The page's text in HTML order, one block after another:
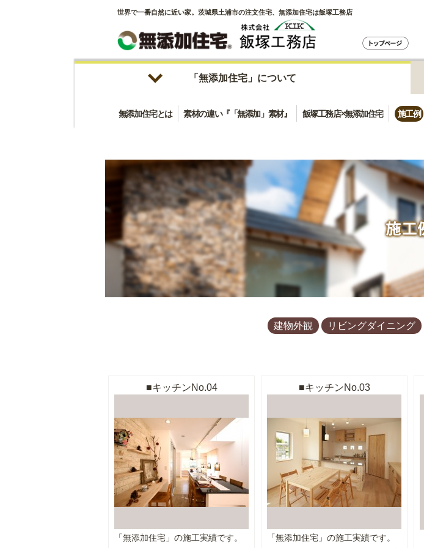
世界で一番自然に近い家。茨城県土浦市の注文住宅、無添加住宅は飯塚工務店
「無添加住宅」について
無添加住宅とは 素材の違い『「無添加」素材』 飯塚工務店×無添加住宅 施工例
建物外観 リビングダイニング
キッチンNo.04
「無添加住宅」の施工実績です。
キッチンNo.03
「無添加住宅」の施工実績です。